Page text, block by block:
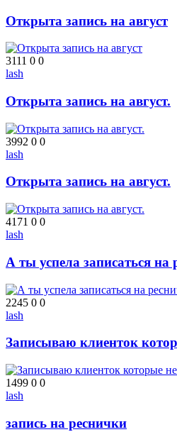
Открыта запись на август
3111 0 0
lash
Открыта запись на август.
3992 0 0
lash
Открыта запись на август.
4171 0 0
lash
А ты успела записаться на
2245 0 0
lash
Записываю клиенток
1499 0 0
lash
запись на реснички